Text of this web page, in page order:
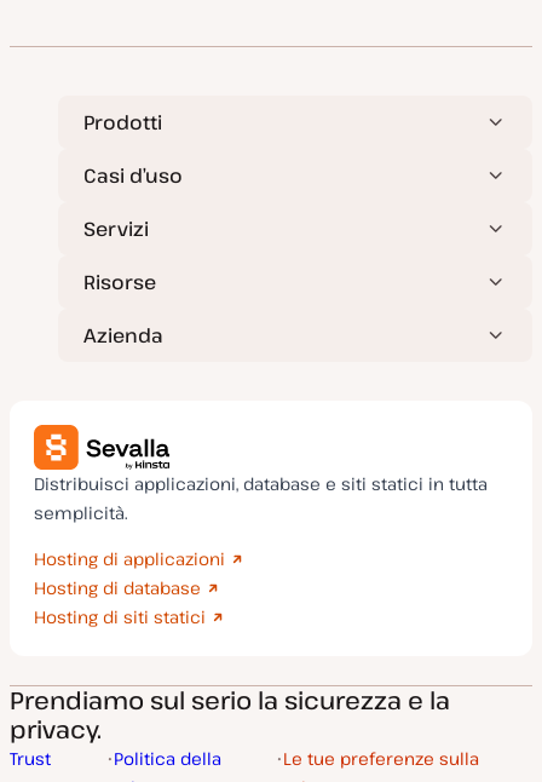
Prodotti
Casi d’uso
Servizi
Risorse
Azienda
Distribuisci applicazioni, database e siti statici in tutta
semplicità.
Hosting di applicazioni
Hosting di database
Hosting di siti statici
Prendiamo sul serio la sicurezza e la
privacy.
Trust
Politica della
Le tue preferenze sulla